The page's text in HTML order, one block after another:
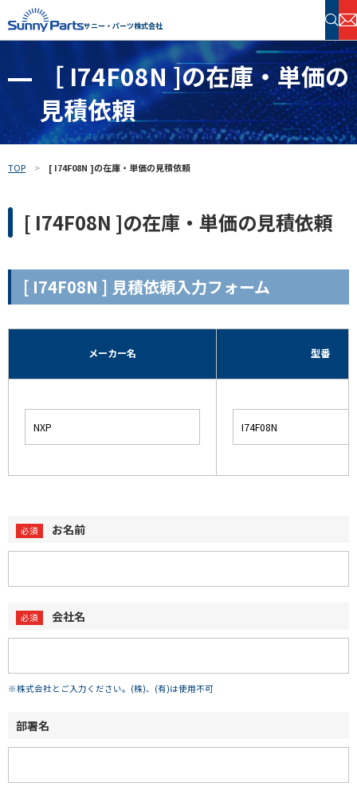
サニー・パーツ株式会社
半導体・電子部品 在庫検索
フリーワードで探す
［ I74F08N ]の在庫・単価の
見積依頼
TOP [ I74F08N ]の在庫・単価の見積依頼
[ I74F08N ]の在庫・単価の見積依頼
[ I74F08N ] 見積依頼入力フォーム
メーカー名 型番
お名前
会社名
※株式会社とご入力ください。(株)、(有)は使用不可
部署名